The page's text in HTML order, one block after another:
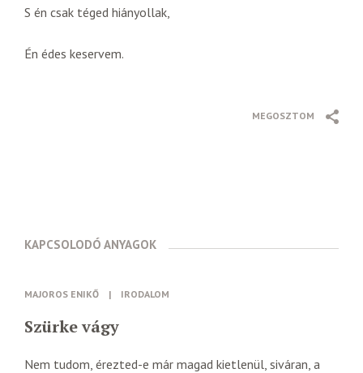
S én csak téged hiányollak,
Én édes keservem.
MEGOSZTOM
KAPCSOLODÓ ANYAGOK
MAJOROS ENIKŐ | IRODALOM
Szürke vágy
Nem tudom, érezted-e már magad kietlenül, siváran, a